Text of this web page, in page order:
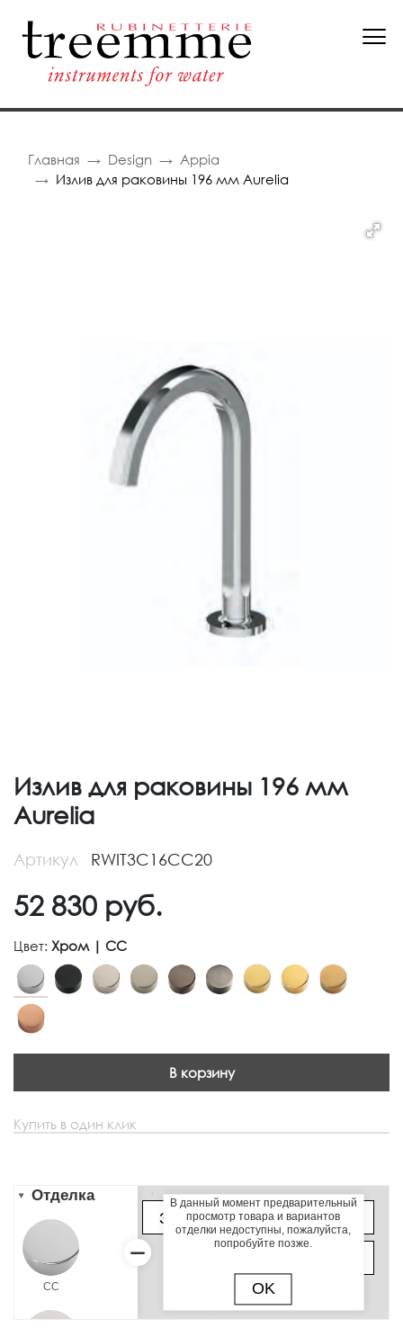
Главная Design
Appia
Излив для раковины 196 мм Aurelia
Излив для раковины 196 мм
Aurelia
Артикул RWIT3C16CC20
52 830 руб.
Цвет: Хром | CC
В корзину
Купить в один клик